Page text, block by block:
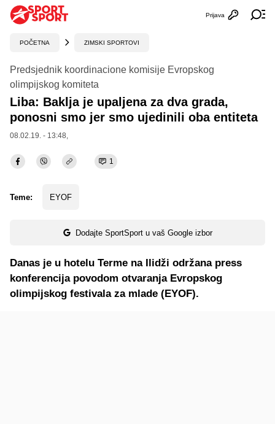
Otvori
Prijava
POČETNA ZIMSKI SPORTOVI
Predsjednik koordinacione komisije Evropskog
olimpijskog komiteta
Liba: Baklja je upaljena za dva grada,
ponosni smo jer smo ujedinili oba entiteta
08.02.19. - 13:48,
1
Teme: EYOF
Dodajte SportSport u vaš Google izbor
Danas je u hotelu Terme na Ilidži održana press
konferencija povodom otvaranja Evropskog
olimpijskog festivala za mlade (EYOF).